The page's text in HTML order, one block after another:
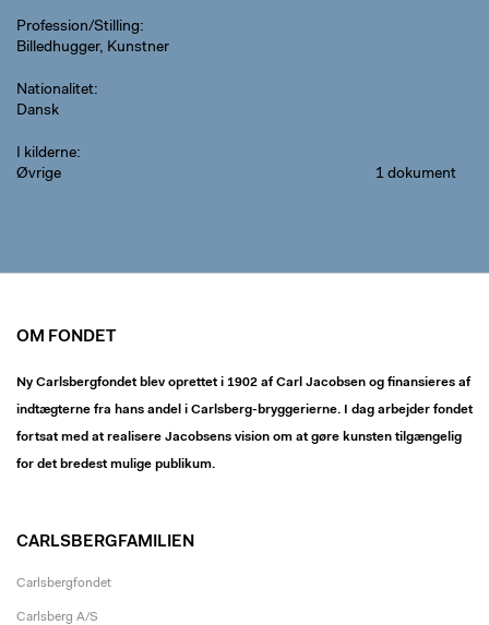
Profession/Stilling
Billedhugger, Kunstner
Nationalitet
Dansk
I kilderne
Øvrige
1 dokument
OM FONDET
Ny Carlsbergfondet blev oprettet i 1902 af Carl Jacobsen og finansieres af
indtægterne fra hans andel i Carlsberg-bryggerierne. I dag arbejder fondet
fortsat med at realisere Jacobsens vision om at gøre kunsten tilgængelig
for det bredest mulige publikum.
CARLSBERGFAMILIEN
Carlsbergfondet
Carlsberg A/S